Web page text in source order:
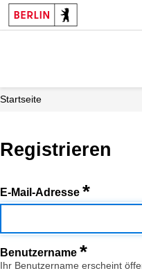
Startseite
Registrieren
E-Mail-Adresse *
Benutzername *
Ihr Benutzername erscheint